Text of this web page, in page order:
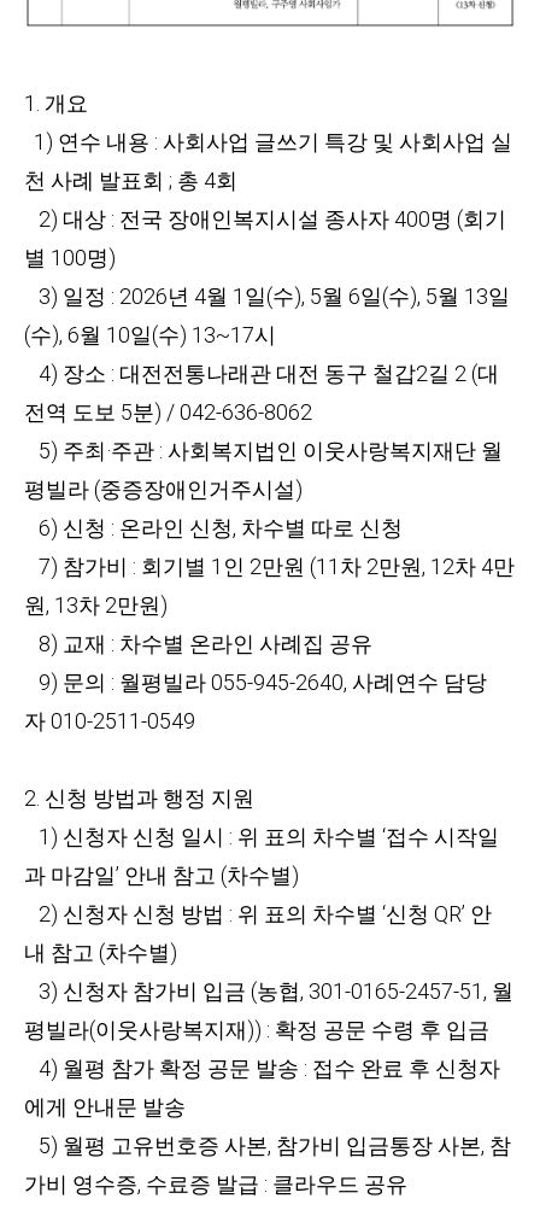
1. 개요
1) 연수 내용 : 사회사업 글쓰기 특강 및 사회사업 실
천 사례 발표회 ; 총 4회
2) 대상 : 전국 장애인복지시설 종사자 400명 (회기
별 100명)
3) 일정 : 2026년 4월 1일(수), 5월 6일(수), 5월 13일
(수), 6월 10일(수) 13~17시
4) 장소 : 대전전통나래관 대전 동구 철갑2길 2 (대
전역 도보 5분) / 042-636-8062
5) 주최·주관 : 사회복지법인 이웃사랑복지재단 월
평빌라 (중증장애인거주시설)
6) 신청 : 온라인 신청, 차수별 따로 신청
7) 참가비 : 회기별 1인 2만원 (11차 2만원, 12차 4만
원, 13차 2만원)
8) 교재 : 차수별 온라인 사례집 공유
9) 문의 : 월평빌라 055-945-2640, 사례연수 담당
자 010-2511-0549
2. 신청 방법과 행정 지원
1) 신청자 신청 일시 : 위 표의 차수별 ‘접수 시작일
과 마감일’ 안내 참고 (차수별)
2) 신청자 신청 방법 : 위 표의 차수별 ‘신청 QR’ 안
내 참고 (차수별)
3) 신청자 참가비 입금 (농협, 301-0165-2457-51, 월
평빌라(이웃사랑복지재)) : 확정 공문 수령 후 입금
4) 월평 참가 확정 공문 발송 : 접수 완료 후 신청자
에게 안내문 발송
5) 월평 고유번호증 사본, 참가비 입금통장 사본, 참
가비 영수증, 수료증 발급 : 클라우드 공유